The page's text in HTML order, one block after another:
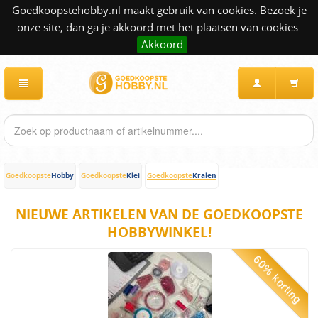
Goedkoopstehobby.nl maakt gebruik van cookies. Bezoek je
onze site, dan ga je akkoord met het plaatsen van cookies.
Akkoord
GoedkoopsteHobby GoedkoopsteKlei GoedkoopsteKralen
NIEUWE ARTIKELEN VAN DE GOEDKOOPSTE
HOBBYWINKEL!
60% korting